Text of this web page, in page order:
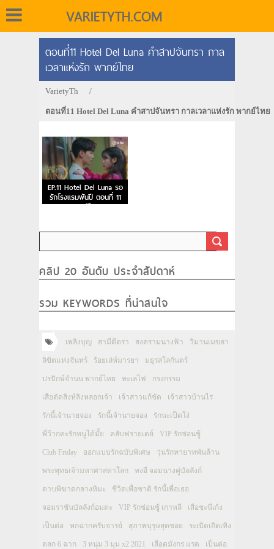
VARIETYTH.COM
ตอนที่11 Hotel Del Luna คำสาปจันทรา กาล
เวลาแห่งรัก พากย์ไทย
VarietyTh /
ตอนที่11 Hotel Del Luna คำสาปจันทรา กาลเวลาแห่งรัก พากย์ไทย
EP.11 Hotel Del Luna รอ
รักโรงแรมพันปี ตอนที่ 11
พากย์ไทย
คลิป 20 อันดับ ประจำสัปดาห์
รวม KEYWORDS ที่น่าสนใจ
เพลิงบุญ สามีตีตรา สงครามนางฟ้า วิมานเมขลา
ลิขิตแห่งจันทร์ ร้อยเล่ห์มารยา มธุรสโลกันตร์
ปรปักษ์จำนน พากย์ไทย ทะเลไฟ กรงกรรม
เสือตัดสิงห์ลิงหลอกเจ้า เจ้าสาวแก้ขัด เจ้าสาวบ้านไร่
รักนี้เจ้านายจอง รักนี้เจ้านายจอง รักนะเป็ดโง่
พี่ว้ากคะรักหนูได้มั้ย คลับฟรายเดย์ VIP รักซ่อนชู้
Club Friday ออกแบบรักฉบับพิเศษ วุ่นรักทายาทพันล้าน
พระพุทธเจ้ามหาศาสดาโลก ทงอี จอมนางคู่บัลลังก์
ดาบพิฆาตกลางหิมะ ชีวิตเพื่อชาติ รักนี้เพื่อเธอ
จอมราชันบัลลังก์อมตะ VIP รักซ่อนชู้ เกาหลี เสือชะนีเก้ง
เป็นต่อ หกฉากครับจารย์ สุภาพบุรุษสุดซอย ระเบิดเถิดเทิง
ตลก 6 ฉาก 3 หนุ่ม 3 มุม x2 2021 เลือดมังกร แรด เป็นต่อ